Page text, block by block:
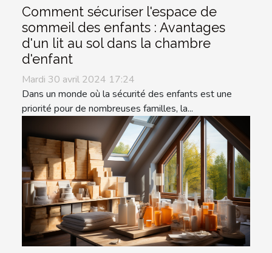
Comment sécuriser l'espace de
sommeil des enfants : Avantages
d'un lit au sol dans la chambre
d'enfant
Mardi 30 avril 2024 17:24
Dans un monde où la sécurité des enfants est une
priorité pour de nombreuses familles, la...